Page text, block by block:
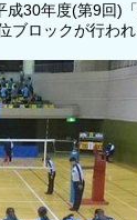
30年度(第9回)
ロックが行われ